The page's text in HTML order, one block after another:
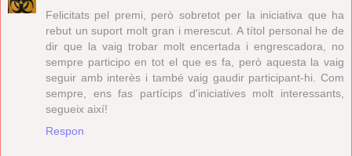
Felicitats pel premi, però sobretot per la iniciativa que ha
rebut un suport molt gran i merescut. A títol personal he de
dir que la vaig trobar molt encertada i engrescadora, no
sempre participo en tot el que es fa, però aquesta la vaig
seguir amb interès i també vaig gaudir participant-hi. Com
sempre, ens fas partícips d'iniciatives molt interessants,
segueix així!
Respon